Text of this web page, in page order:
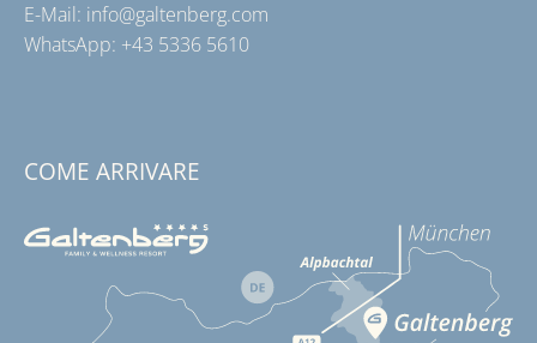
E-Mail: info@galtenberg.com
WhatsApp: +43 5336 5610
COME ARRIVARE